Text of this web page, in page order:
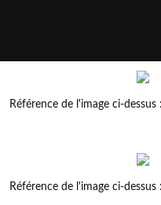
Référence de l'image ci-
Référence de l'image ci-